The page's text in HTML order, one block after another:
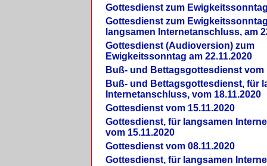
Gottesdienst zum
Gottesdienst zum
langsamen Internetanschluss, am
Gottesdienst (Audioversion) zum
Ewigkeitssonntag am 22.11.2020
Buß- und Bettagsgottesdienst vom
Buß- und Bettagsgottesdienst, für
Internetanschluss, vom 18.11.2020
Gottesdienst vom 15.11.2020
Gottesdienst, für langsamen
vom 15.11.2020
Gottesdienst vom 08.11.2020
Gottesdienst, für langsamen